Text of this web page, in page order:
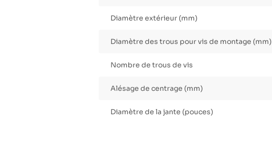
Diamètre extérieur (mm)
Diamètre des trous pour vis de montage (mm)
Nombre de trous de vis
Alésage de centrage (mm)
Diamètre de la jante (pouces)